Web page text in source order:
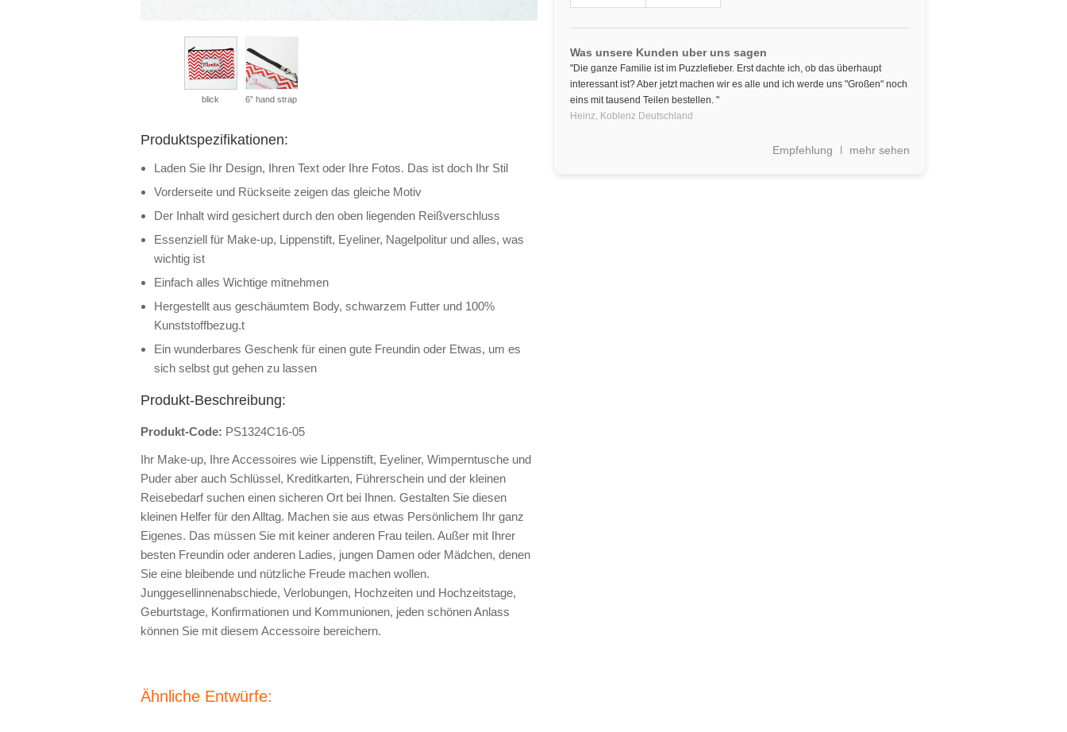
Was unsere Kunden uber uns sagen
"Die ganze Familie ist im Puzzlefieber. Erst dachte ich, ob das überhaupt
interessant ist? Aber jetzt machen wir es alle und ich werde uns "Großen" noch
eins mit tausend Teilen bestellen. "
Heinz, Koblenz Deutschland
Empfehlung mehr sehen
blick 6” hand strap
Produktspezifikationen:
Laden Sie Ihr Design, Ihren Text oder Ihre Fotos. Das ist doch Ihr Stil
Vorderseite und Rückseite zeigen das gleiche Motiv
Der Inhalt wird gesichert durch den oben liegenden Reißverschluss
Essenziell für Make-up, Lippenstift, Eyeliner, Nagelpolitur und alles, was
wichtig ist
Einfach alles Wichtige mitnehmen
Hergestellt aus geschäumtem Body, schwarzem Futter und 100%
Kunststoffbezug.t
Ein wunderbares Geschenk für einen gute Freundin oder Etwas, um es
sich selbst gut gehen zu lassen
Produkt-Beschreibung:
Produkt-Code: PS1324C16-05
Ihr Make-up, Ihre Accessoires wie Lippenstift, Eyeliner, Wimperntusche und
Puder aber auch Schlüssel, Kreditkarten, Führerschein und der kleinen
Reisebedarf suchen einen sicheren Ort bei Ihnen. Gestalten Sie diesen
kleinen Helfer für den Alltag. Machen sie aus etwas Persönlichem Ihr ganz
Eigenes. Das müssen Sie mit keiner anderen Frau teilen. Außer mit Ihrer
besten Freundin oder anderen Ladies, jungen Damen oder Mädchen, denen
Sie eine bleibende und nützliche Freude machen wollen.
Junggesellinnenabschiede, Verlobungen, Hochzeiten und Hochzeitstage,
Geburtstage, Konfirmationen und Kommunionen, jeden schönen Anlass
können Sie mit diesem Accessoire bereichern.
Ähnliche Entwürfe: